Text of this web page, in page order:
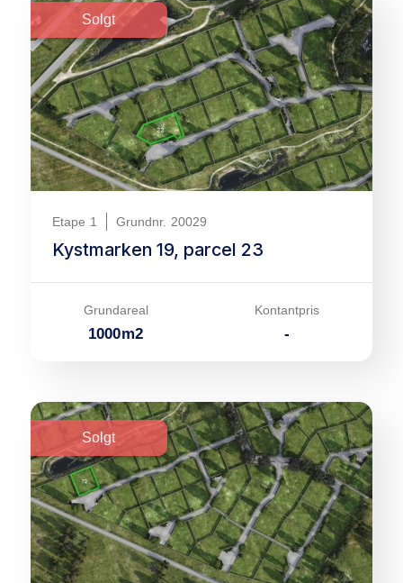
Solgt
Etape 1 Grundnr. 20029
Kystmarken 19, parcel 23
Grundareal
1000m2
Kontantpris
-
Solgt